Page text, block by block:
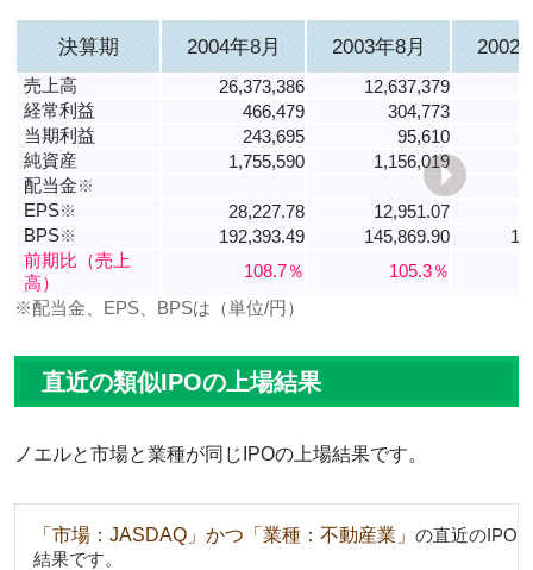
決算期 2004年8月 2003年8月 2002
売上高 26,373,386 12,637,379
経常利益
466,479
304,773
当期利益
243,695
95,610
純資産
1,755,590
1,156,019
配当金※
EPS※ 28,227.78 12,951.07
BPS※ 192,393.49 145,869.90
前期比（売上
高）
108.7％
105.3％
※配当金、EPS、BPSは（単位/円）
直近の類似IPOの上場結果
ノエルと市場と業種が同じIPOの上場結果です。
「市場：JASDAQ」かつ「業種：不動産業」 の直近のIPO
結果です。